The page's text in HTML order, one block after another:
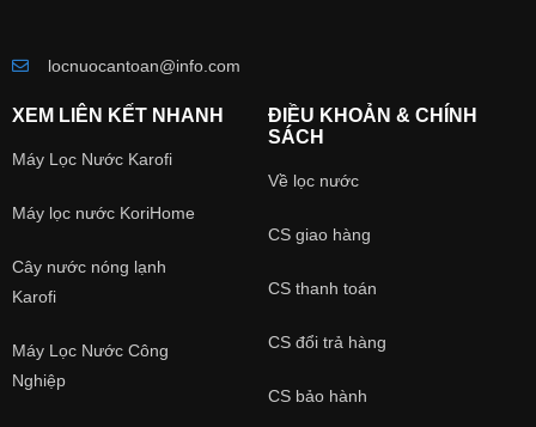
locnuocantoan@info.com
XEM LIÊN KẾT NHANH
Máy Lọc Nước Karofi
Máy lọc nước KoriHome
Cây nước nóng lạnh
Karofi
Máy Lọc Nước Công
Nghiệp
ĐIỀU KHOẢN & CHÍNH
SÁCH
Về lọc nước
CS giao hàng
CS thanh toán
CS đổi trả hàng
CS bảo hành